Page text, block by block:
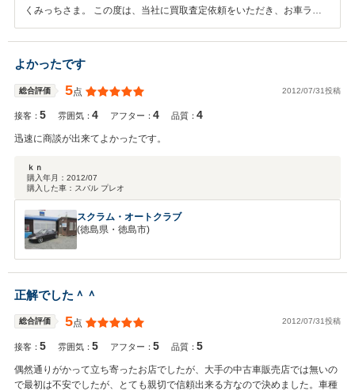
くみっちさま。 この度は、当社に買取査定依頼をいただき、お車ラフ
ェスタをご売却頂き誠にありがとうございます。 そのうえ、当社ライ
フをご成約頂き、誠にありがとうございました。 納車から５か月程経
葉店にてオイル交換を無料で行っておりますので、是非ドライブ前にお
立ち寄りください！ お仕事が同じ営業という事で話が盛り上がりまし
たね。 娘さんとご旅行に行かれる際は、是非当社のレンタカーをご利
用ください！ １日２１００円～使用可能です！ 暑い日が続きますが、
しみにしております。
よかったです
総合評価 5点 2012/07/31投稿
接客：5 雰囲気：4 アフター：4 品質：4
迅速に商談が出来てよかったです。
ｋｎ
購入年月： 2012/07
購入した車： スバル プレオ
スクラム・オートクラブ
(徳島県・徳島市)
正解でした＾＾
総合評価 5点 2012/07/31投稿
接客：5 雰囲気：5 アフター：5 品質：5
偶然通りがかって立ち寄ったお店でしたが、大手の中古車販売店では無いの
で最初は不安でしたが、とても親切で信頼出来る方なので決めました。車種